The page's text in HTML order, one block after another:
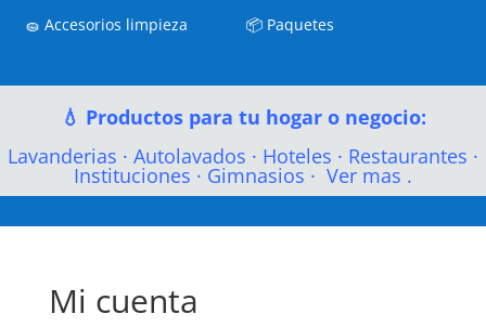
🧽Accesorios limpieza
📦 Paquetes
💧 Productos para tu hogar o negocio:
Lavanderias · Autolavados · Hoteles · Restaurantes ·
Instituciones · Gimnasios · Ver mas .
Mi cuenta